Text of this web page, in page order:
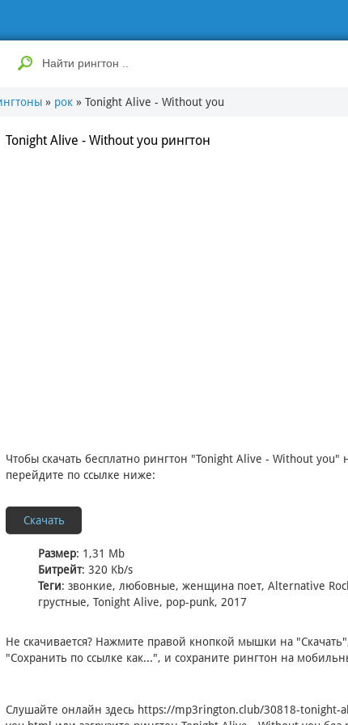
» рок » Tonight Alive - Without you
Tonight Alive - Without you рингтон
Чтобы скачать бесплатно рингтон "Tonight Alive - Without you"
перейдите по ссылке ниже:
Скачать
Размер: 1,31 Mb
Битрейт: 320 Kb/s
Теги: звонкие, любовные, женщина поет, Alternative
грустные, Tonight Alive, pop-punk, 2017
Не скачивается? Нажмите правой кнопкой мышки на
"Сохранить по ссылке как...", и сохраните рингтон на
Слушайте онлайн здесь https://mp3rington.club/30818-tonight-